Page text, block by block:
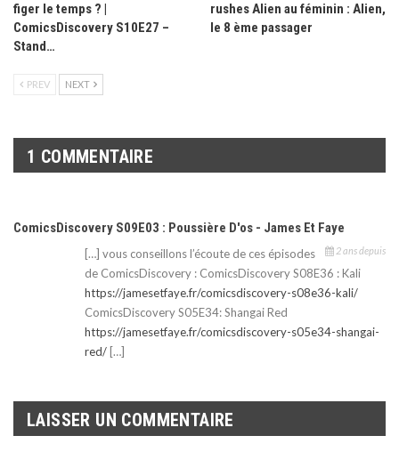
figer le temps ? |
ComicsDiscovery S10E27 –
Stand…
rushes Alien au féminin : Alien,
le 8 ème passager
PREV NEXT
1 COMMENTAIRE
ComicsDiscovery S09E03 : Poussière D'os - James Et Faye
2 ans depuis
[…] vous conseillons l’écoute de ces épisodes
de ComicsDiscovery : ComicsDiscovery S08E36 : Kali
https://jamesetfaye.fr/comicsdiscovery-s08e36-kali/
ComicsDiscovery S05E34: Shangai Red
https://jamesetfaye.fr/comicsdiscovery-s05e34-shangai-
red/ […]
LAISSER UN COMMENTAIRE